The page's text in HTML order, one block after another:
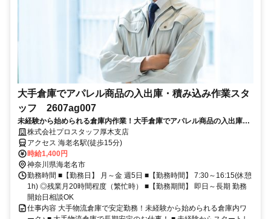
大手倉庫でアパレル商品の入出庫・積み込み作業スタ
ッフ 2607ag007
未経験から始められる倉庫内作業！大手倉庫でアパレル商品の入出庫や
積み込みを担当します♪時給1400円・土日休みで働きやすさ抜群！服装
自由だから自分らしいスタイルで勤務できます。
株式会社プロスタッフ厚木支店
アクセス 海老名駅(徒歩15分)
時給1,400円
神奈川県海老名市
勤務時間 ■【勤務日】 月～金 週5日 ■【勤務時間】 7:30～16:15(休憩
1h) ◎残業月20時間程度（繁忙時） ■【勤務期間】 即日～長期 勤務
開始日相談OK
仕事内容 大手物流倉庫で安定勤務！未経験から始められる倉庫内ワ